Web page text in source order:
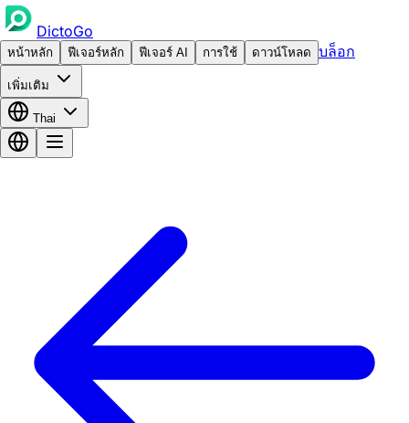
DictoGo
หน้าหลัก ฟีเจอร์หลัก ฟีเจอร์ AI การใช้ ดาวน์โหลด บล็อก
เพิ่มเติม
Thai